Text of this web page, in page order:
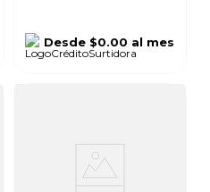
Desde $0.00 al mes